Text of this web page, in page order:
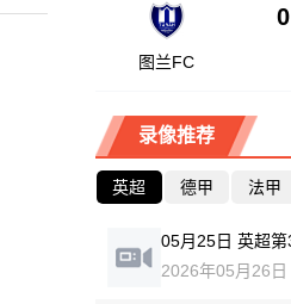
图兰FC
0
录像推荐
英超 德甲 法甲
2026年05月26日